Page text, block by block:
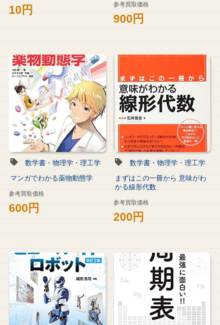
10円 参考買取価格
900円
数学書・物理学・理工学
マンガでわかる薬物動態学
参考買取価格
600円
数学書・物理学・理工学
まずはこの一冊から 意味がわ
かる線形代数
参考買取価格
200円